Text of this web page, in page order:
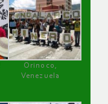
Orinoco,
Venezuela